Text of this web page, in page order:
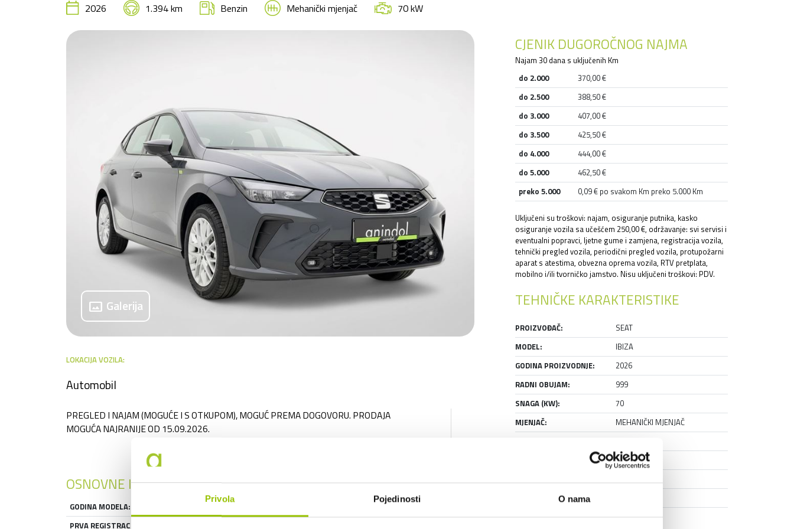
Privola Pojedinosti O nama
2026 1.394 km Benzin Mehanički mjenjač 70 kW
panorama Galerija
LOKACIJA VOZILA:
Automobil
PREGLED I NAJAM (MOGUĆE I S OTKUPOM), MOGUĆ PREMA DOGOVORU. PRODAJA
MOGUĆA NAJRANIJE OD 15.09.2026.
OSNOVNE INFORMACIJE
GODINA MODELA:
PRVA REGISTRACIJA:
IZGLED I DIMENZIJE
TAMNO PLAVA
CJENIK DUGOROČNOG NAJMA
Najam 30 dana s uključenih Km
do 2.000
370,00 €
do 2.500
388,50 €
do 3.000
407,00 €
do 3.500
425,50 €
do 4.000
444,00 €
do 5.000
462,50 €
preko 5.000
0,09 € po svakom Km preko 5.000 Km
Uključeni su troškovi: najam, osiguranje putnika, kasko
osiguranje vozila sa učešćem 250,00 €, održavanje: svi servisi i
eventualni popravci, ljetne gume i zamjena, registracija vozila,
tehnički pregled vozila, periodični pregled vozila, protupožarni
aparat s atestima, obvezna oprema vozila, RTV pretplata,
mobilno i/ili tvorničko jamstvo. Nisu uključeni troškovi: PDV.
TEHNIČKE KARAKTERISTIKE
PROIZVOĐAČ:
SEAT
MODEL:
IBIZA
GODINA PROIZVODNJE:
2026
RADNI OBUJAM:
999
SNAGA (KW):
70
MJENJAČ:
MEHANIČKI MJENJAČ
DA